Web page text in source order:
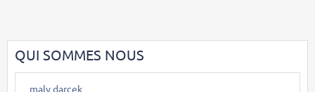
QUI SOMMES NOUS
maly darcek